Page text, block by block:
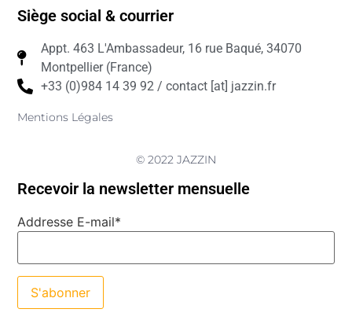
Siège social & courrier
Appt. 463 L'Ambassadeur, 16 rue Baqué, 34070
Montpellier (France)
+33 (0)984 14 39 92 / contact [at] jazzin.fr
Mentions Légales
© 2022 JAZZIN
Recevoir la newsletter mensuelle
Addresse E-mail*